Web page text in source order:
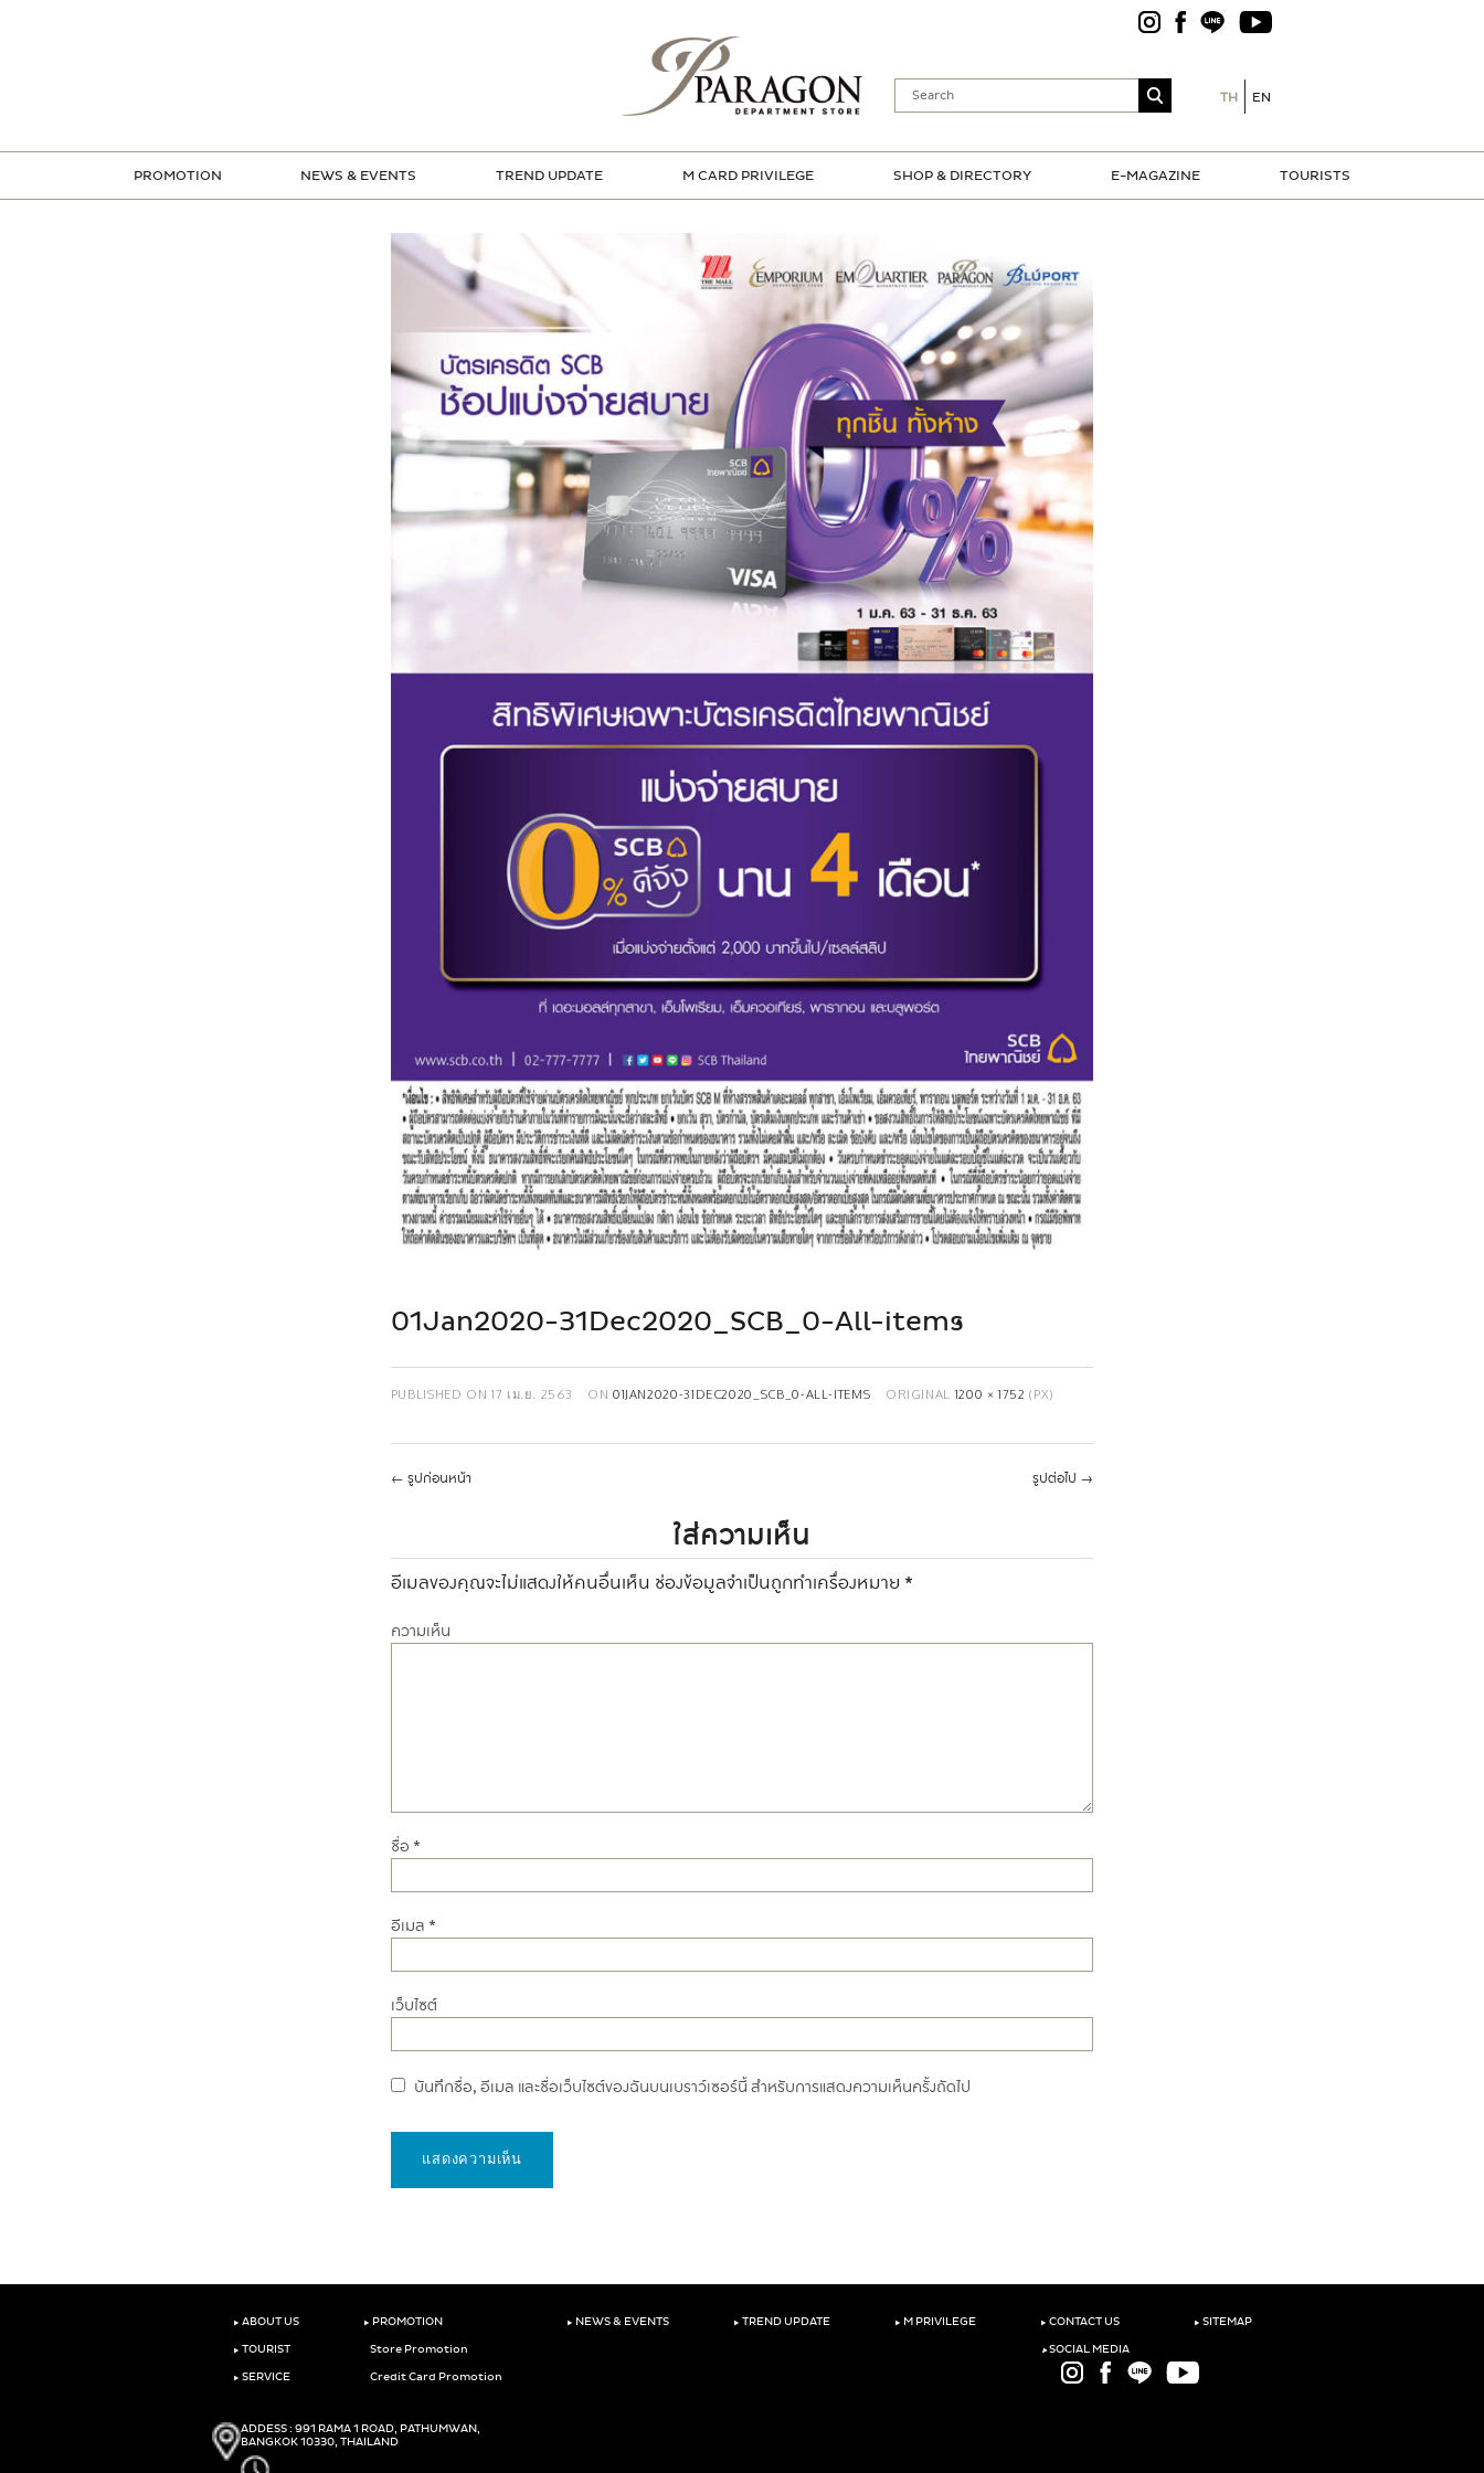
TH EN
PROMOTION NEWS & EVENTS TREND UPDATE M CARD PRIVILEGE SHOP & DIRECTORY E-MAGAZINE TOURISTS
01Jan2020-31Dec2020_SCB_0-All-items
PUBLISHED ON 17 เม.ย. 2563 ON 01JAN2020-31DEC2020_SCB_0-ALL-ITEMS ORIGINAL 1200 × 1752 (PX)
← รูปก่อนหน้า รูปต่อไป →
ใส่ความเห็น
อีเมลของคุณจะไม่แสดงให้คนอื่นเห็น ช่องข้อมูลจำเป็นถูกทำเครื่องหมาย *
ความเห็น
ชื่อ *
อีเมล *
เว็บไซต์
บันทึกชื่อ, อีเมล และชื่อเว็บไซต์ของฉันบนเบราว์เซอร์นี้ สำหรับการแสดงความเห็นครั้งถัดไป
‣ ABOUT US
‣ TOURIST
‣ SERVICE
‣ PROMOTION
Store Promotion
Credit Card Promotion
‣ NEWS & EVENTS ‣ TREND UPDATE ‣ M PRIVILEGE ‣ CONTACT US
‣SOCIAL MEDIA
‣ SITEMAP
ADDESS : 991 RAMA 1 ROAD, PATHUMWAN,
BANGKOK 10330, THAILAND